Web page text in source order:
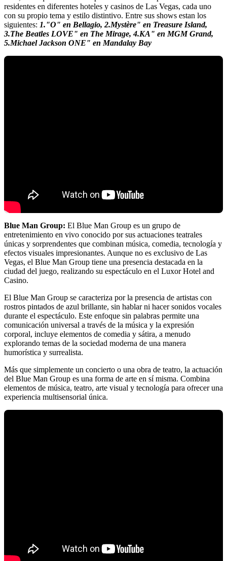
residentes en diferentes hoteles y casinos de Las Vegas, cada uno
con su propio tema y estilo distintivo. Entre sus shows estan los
siguientes: 1."O" en Bellagio, 2.Mystère" en Treasure Island,
3.The Beatles LOVE" en The Mirage, 4.KA" en MGM Grand,
5.Michael Jackson ONE" en Mandalay Bay
Blue Man Group: El Blue Man Group es un grupo de
entretenimiento en vivo conocido por sus actuaciones teatrales
únicas y sorprendentes que combinan música, comedia, tecnología y
efectos visuales impresionantes. Aunque no es exclusivo de Las
Vegas, el Blue Man Group tiene una presencia destacada en la
ciudad del juego, realizando su espectáculo en el Luxor Hotel and
Casino.
El Blue Man Group se caracteriza por la presencia de artistas con
rostros pintados de azul brillante, sin hablar ni hacer sonidos vocales
durante el espectáculo. Este enfoque sin palabras permite una
comunicación universal a través de la música y la expresión
corporal, incluye elementos de comedia y sátira, a menudo
explorando temas de la sociedad moderna de una manera
humorística y surrealista.
Más que simplemente un concierto o una obra de teatro, la actuación
del Blue Man Group es una forma de arte en sí misma. Combina
elementos de música, teatro, arte visual y tecnología para ofrecer una
experiencia multisensorial única.